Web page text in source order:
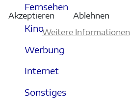
Fernsehen
Kino
Werbung
Internet
Sonstiges
Akzeptieren
Ablehnen
Weitere Informationen